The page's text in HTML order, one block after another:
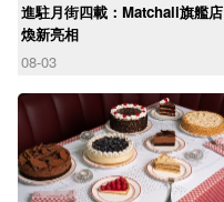
進駐月街四載：Matchali旗艦店
煥新亮相
08-03